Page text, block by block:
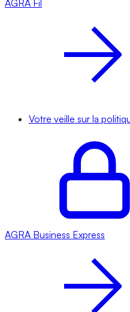
AGRA Fil
Votre veille sur la
AGRA Business Express